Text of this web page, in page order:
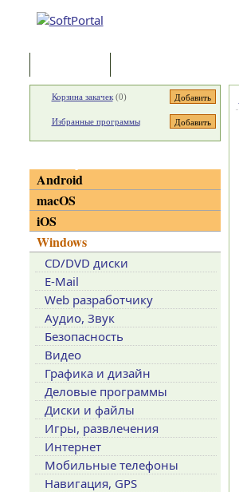
Корзина закачек(0)
Избранные программы
Android
macOS
iOS
Windows
CD/DVD диски
E-Mail
Web разработчику
Аудио, Звук
Безопасность
Видео
Графика и дизайн
Деловые программы
Диски и файлы
Игры, развлечения
Интернет
Мобильные телефоны
Навигация, GPS